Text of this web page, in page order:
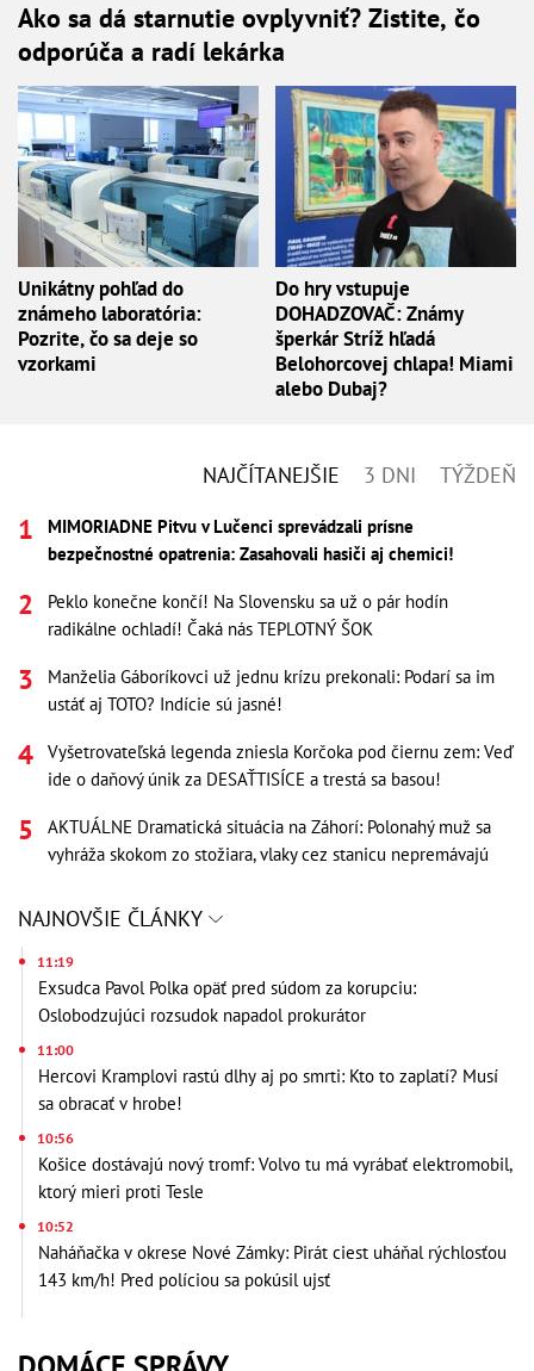
Ako sa dá starnutie ovplyvniť? Zistite, čo
odporúča a radí lekárka
Unikátny pohľad do
známeho laboratória:
Pozrite, čo sa deje so
vzorkami
Do hry vstupuje
DOHADZOVAČ: Známy
šperkár Stríž hľadá
Belohorcovej chlapa! Miami
alebo Dubaj?
NAJČÍTANEJŠIE 3 DNI TÝŽDEŇ
MIMORIADNE Pitvu v Lučenci sprevádzali prísne
bezpečnostné opatrenia: Zasahovali hasiči aj chemici!
Peklo konečne končí! Na Slovensku sa už o pár hodín
radikálne ochladí! Čaká nás TEPLOTNÝ ŠOK
Manželia Gáboríkovci už jednu krízu prekonali: Podarí sa im
ustáť aj TOTO? Indície sú jasné!
Vyšetrovateľská legenda zniesla Korčoka pod čiernu zem: Veď
ide o daňový únik za DESAŤTISÍCE a trestá sa basou!
AKTUÁLNE Dramatická situácia na Záhorí: Polonahý muž sa
vyhráža skokom zo stožiara, vlaky cez stanicu nepremávajú
NAJNOVŠIE ČLÁNKY
11:19
Exsudca Pavol Polka opäť pred súdom za korupciu:
Oslobodzujúci rozsudok napadol prokurátor
11:00
Hercovi Kramplovi rastú dlhy aj po smrti: Kto to zaplatí? Musí
sa obracať v hrobe!
10:56
Košice dostávajú nový tromf: Volvo tu má vyrábať elektromobil,
ktorý mieri proti Tesle
10:52
Naháňačka v okrese Nové Zámky: Pirát ciest uháňal rýchlosťou
143 km/h! Pred políciou sa pokúsil ujsť